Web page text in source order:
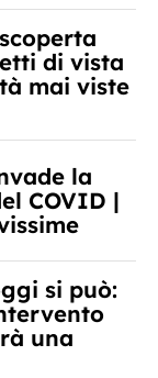
di vista
mai viste
la
COVID |
si può:
una